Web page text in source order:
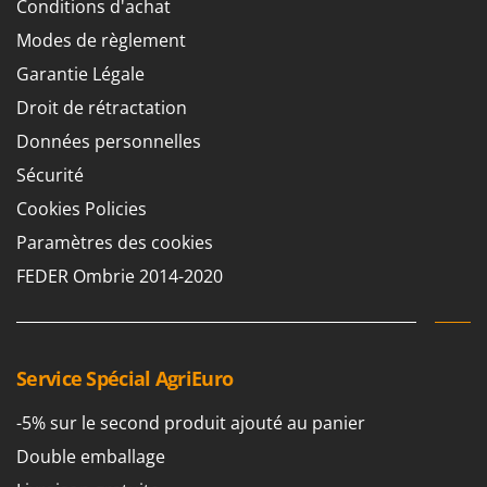
Machines pour la transformation des fruits
Machines sous vide
Motobineuses
Motoculteurs
Motofaucheuses
Motopompes pour irrigation
Moulins à céréales électriques
Moulins à farine
N
Nettoyeurs tapis, moquettes et tapisseries
P
Peignes vibreurs et Secoueurs à olives
Pelles rétros pour tracteur
Famur
FARMER
FBC
Ferrari Group
Ferroni
Ferrua
FIAC
FIEM
Fimar
Fiskars
Fontana Forni
Forest Master
Conditions d'achat
Modes de règlement
Garantie Légale
Droit de rétractation
Données personnelles
Sécurité
Cookies Policies
Paramètres des cookies
FEDER Ombrie 2014-2020
Service Spécial AgriEuro
-5% sur le second produit ajouté au panier
Double emballage